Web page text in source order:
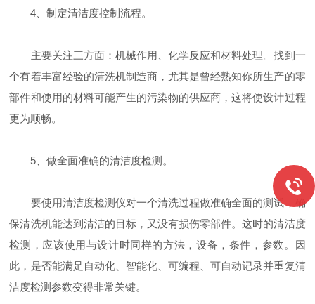
4、制定清洁度控制流程。
主要关注三方面：机械作用、化学反应和材料处理。找到一
个有着丰富经验的清洗机制造商，尤其是曾经熟知你所生产的零
部件和使用的材料可能产生的污染物的供应商，这将使设计过程
更为顺畅。
5、做全面准确的清洁度检测。
要使用清洁度检测仪对一个清洗过程做准确全面的测试，确
保清洗机能达到清洁的目标，又没有损伤零部件。这时的清洁度
检测，应该使用与设计时同样的方法，设备，条件，参数。因
此，是否能满足自动化、智能化、可编程、可自动记录并重复清
洁度检测参数变得非常关键。